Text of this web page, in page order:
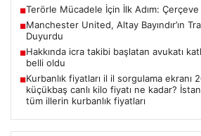
■Terörle Mücadele İçin İlk Adım: Çerçeve
■Manchester United, Altay Bayındır’ın
Duyurdu
■Hakkında icra takibi başlatan avukatı
belli oldu
■Kurbanlık fiyatları il il sorgulama ekranı
küçükbaş canlı kilo fiyatı ne kadar?
tüm illerin kurbanlık fiyatları